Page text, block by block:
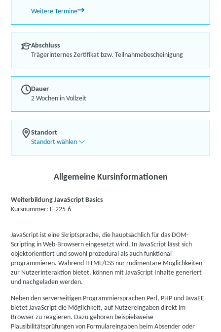
Weitere Termine
Abschluss
Trägerinternes Zertifikat bzw. Teilnahmebescheinigung
Dauer
2 Wochen in Vollzeit
Standort
Standort wählen
Allgemeine Kursinformationen
Weiterbildung JavaScript Basics
Kursnummer: E-225-6
JavaScript ist eine Skriptsprache, die hauptsächlich für das DOM-
Scripting in Web-Browsern eingesetzt wird. In JavaScript lässt sich
objektorientiert und sowohl prozedural als auch funktional
programmieren. Während HTML/CSS nur rudimentäre Möglichkeiten
zur Nutzerinteraktion bietet, können mit JavaScript Inhalte generiert
und nachgeladen werden.
Neben den serverseitigen Programmiersprachen Perl, PHP und JavaEE
bietet JavaScript die Möglichkeit, auf Nutzereingaben direkt im
Browser zu reagieren. Dazu gehören beispielsweise
Plausibilitätsprüfungen von Formulareingaben beim Absender oder